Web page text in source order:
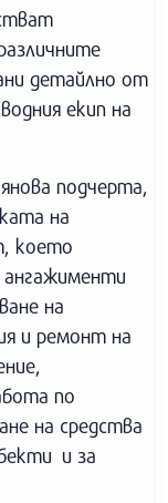
детайлно от
екип на
подчерта,
на
което
ангажименти
на
и ремонт на
по
на средства
и за